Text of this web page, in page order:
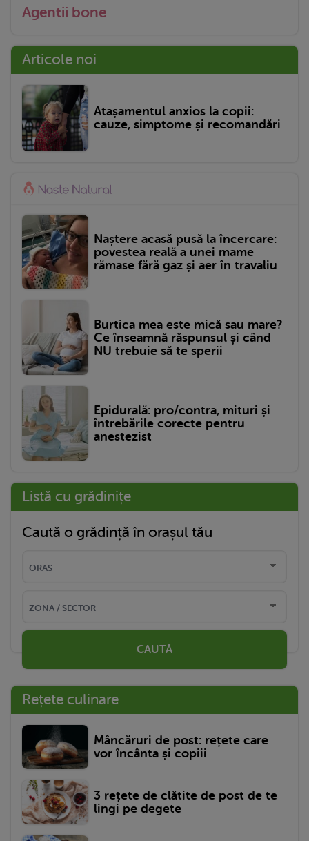
Agentii bone
Articole noi
Atașamentul anxios la copii:
cauze, simptome și recomandări
Naștere acasă pusă la încercare:
povestea reală a unei mame
rămase fără gaz și aer în travaliu
Burtica mea este mică sau mare?
Ce înseamnă răspunsul și când
NU trebuie să te sperii
Epidurală: pro/contra, mituri și
întrebările corecte pentru
anestezist
Listă cu grădinițe
Caută o grădință în orașul tău
CAUTĂ
Rețete culinare
Mâncăruri de post: rețete care
vor încânta și copiii
3 rețete de clătite de post de te
lingi pe degete